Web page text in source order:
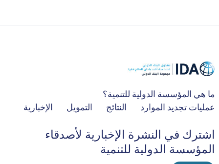
ما هي المؤسسة الدولية للتنمية؟
عمليات تجديد الموارد
النتائج التمويل الإخبارية
اشترك في النشرة الإخبارية لأصدقاء
المؤسسة الدولية للتنمية